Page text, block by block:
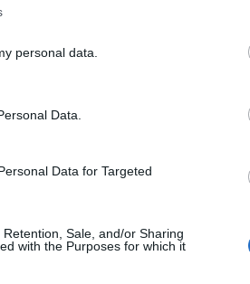
personal data.
Data.
Data for Targeted
Sale, and/or Sharing
with the Purposes for which it
Mest lest siste uke:
Se
6
Med